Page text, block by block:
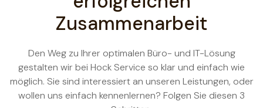
Zusammenarbeit
Den Weg zu Ihrer optimalen Büro- und IT-Lösung
gestalten wir bei Hock Service so klar und einfach wie
möglich. Sie sind interessiert an unseren Leistungen, oder
wollen uns einfach kennenlernen? Folgen Sie diesen 3